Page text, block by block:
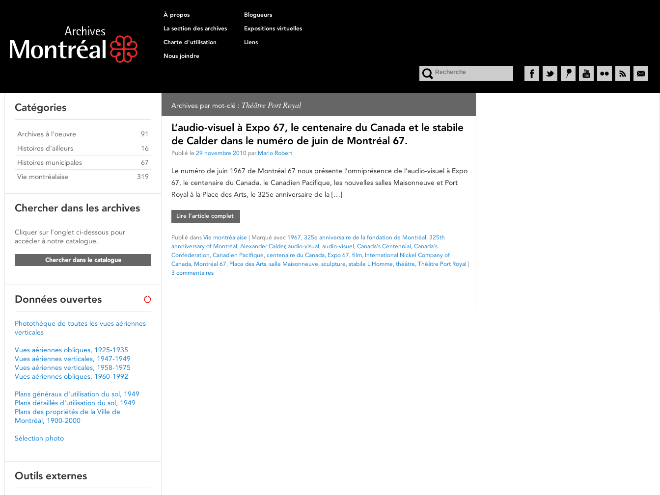
À propos
Blogueurs
La section des archives
Expositions virtuelles
Charte d'utilisation
Liens
Nous joindre
Archives par mot-clé : Théâtre Port Royal
L’audio-visuel à Expo 67, le centenaire du Canada et le stabile
de Calder dans le numéro de juin de Montréal 67.
Publié le 29 novembre 2010 par Mario Robert
Le numéro de juin 1967 de Montréal 67 nous présente l’omniprésence de l’audio-visuel à Expo
67, le centenaire du Canada, le Canadien Pacifique, les nouvelles salles Maisonneuve et Port
Royal à la Place des Arts, le 325e anniversaire de la […]
Lire l’article complet
Publié dans Vie montréalaise | Marqué avec 1967, 325e anniversaire de la fondation de Montréal, 325th
annniversary of Montréal, Alexander Calder, audio-visual, audio-visuel, Canada's Centennial, Canada's
Confederation, Canadien Pacifique, centenaire du Canada, Expo 67, film, International Nickel Company of
Canada, Montréal 67, Place des Arts, salle Maisonneuve, sculpture, stabile L'Homme, théâtre, Théâtre Port Royal |
3 commentaires
Catégories
Archives à l'oeuvre
91
Histoires d'ailleurs
16
Histoires municipales
67
Vie montréalaise
319
Chercher dans les archives
Cliquer sur l'onglet ci-dessous pour
accéder à notre catalogue.
Chercher dans le catalogue
Données ouvertes
Photothèque de toutes les vues aériennes
verticales
Vues aériennes obliques, 1925-1935
Vues aériennes verticales, 1947-1949
Vues aériennes verticales, 1958-1975
Vues aériennes obliques, 1960-1992
Plans généraux d'utilisation du sol, 1949
Plans détaillés d'utilisation du sol, 1949
Plans des propriétés de la Ville de
Montréal, 1900-2000
Sélection photo
Outils externes